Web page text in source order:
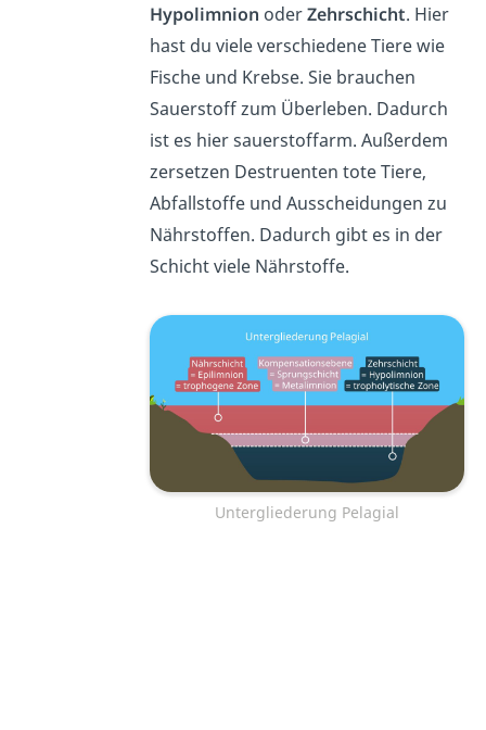
Hypolimnion oderZehrschicht. Hier
hast du viele verschiedene Tiere wie
Fische und Krebse. Sie brauchen
Sauerstoff zum Überleben. Dadurch
ist es hier sauerstoffarm. Außerdem
zersetzen Destruenten tote Tiere,
Abfallstoffe und Ausscheidungen zu
Nährstoffen. Dadurch gibt es in der
Schicht viele Nährstoffe.
Untergliederung Pelagial